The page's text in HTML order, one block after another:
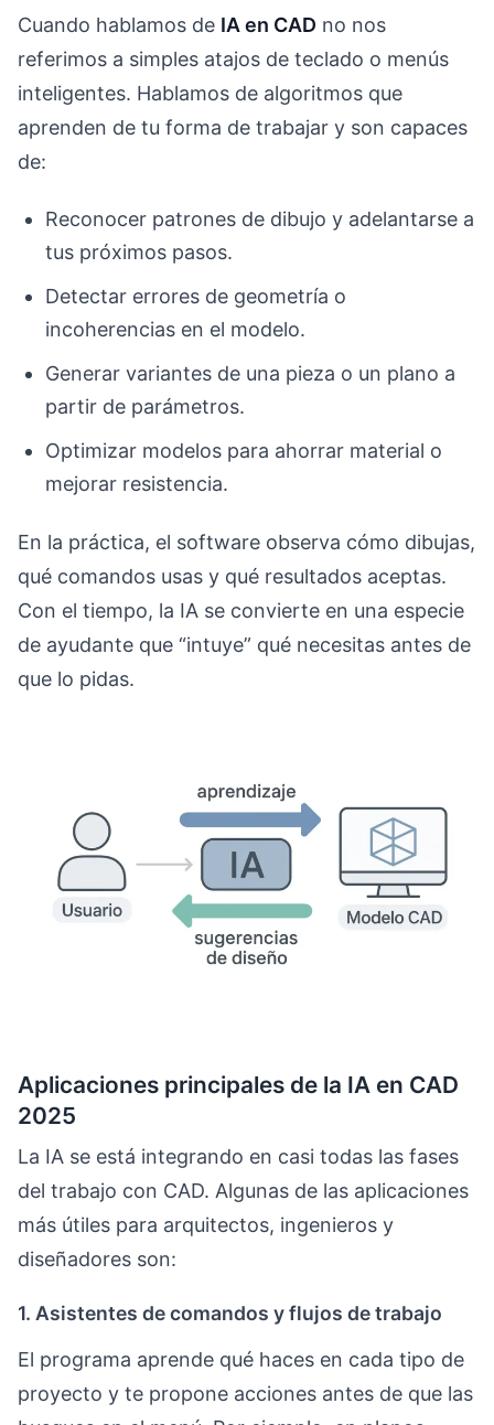
Cuando hablamos de IA en CAD no nos
referimos a simples atajos de teclado o menús
inteligentes. Hablamos de algoritmos que
aprenden de tu forma de trabajar y son capaces
de:
Reconocer patrones de dibujo y adelantarse a
tus próximos pasos.
Detectar errores de geometría o
incoherencias en el modelo.
Generar variantes de una pieza o un plano a
partir de parámetros.
Optimizar modelos para ahorrar material o
mejorar resistencia.
En la práctica, el software observa cómo dibujas,
qué comandos usas y qué resultados aceptas.
Con el tiempo, la IA se convierte en una especie
de ayudante que “intuye” qué necesitas antes de
que lo pidas.
Aplicaciones principales de la IA en CAD
2025
La IA se está integrando en casi todas las fases
del trabajo con CAD. Algunas de las aplicaciones
más útiles para arquitectos, ingenieros y
diseñadores son:
1. Asistentes de comandos y flujos de trabajo
El programa aprende qué haces en cada tipo de
proyecto y te propone acciones antes de que las